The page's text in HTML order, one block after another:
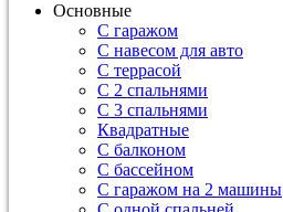
Основные
С гаражом
С навесом для авто
С террасой
С 2 спальнями
С 3 спальнями
Квадратные
С балконом
С бассейном
С гаражом на 2 машины